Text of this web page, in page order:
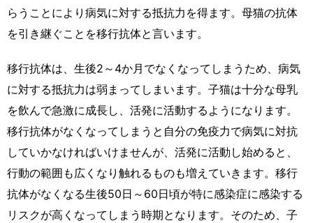
らうことにより病気に対する抵抗力を得ます。母猫の抗体
を引き継ぐことを移行抗体と言います。
移行抗体は、生後2～4か月でなくなってしまうため、病気
に対する抵抗力は弱まってしまいます。子猫は十分な母乳
を飲んで急激に成長し、活発に活動するようになります。
移行抗体がなくなってしまうと自分の免疫力で病気に対抗
していかなければいけませんが、活発に活動し始めると、
行動の範囲も広くなり触れるものも増えていきます。移行
抗体がなくなる生後50日～60日頃が特に感染症に感染する
リスクが高くなってしまう時期となります。そのため、子